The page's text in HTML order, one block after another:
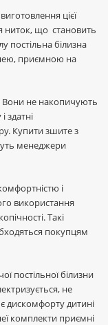
цієї
ниток, що становить
постільна білизна
приємною на
Вони не накопичують
здатні
Купити зшите з
менеджери
і
використання
Такі
покупцям
постільної білизни
не
дискомфорту дитині
комплекти приємні